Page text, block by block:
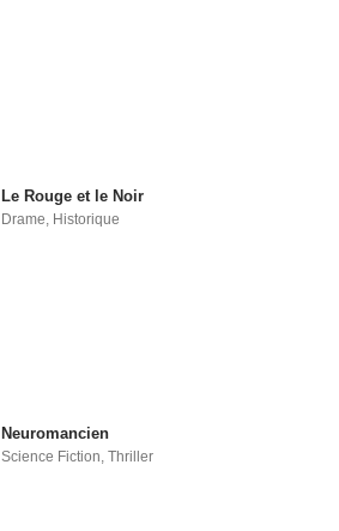
Le Rouge et le Noir
Drame, Historique
Neuromancien
Science Fiction,Thriller